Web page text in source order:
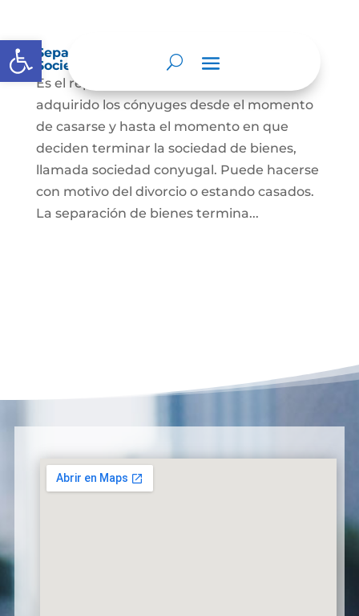
Abrir barra de herramientas
Separación de Bienes o Liquidación de
Sociedad Conyugal
Es el reparto de los bienes que han
adquirido los cónyuges desde el momento
de casarse y hasta el momento en que
deciden terminar la sociedad de bienes,
llamada sociedad conyugal. Puede hacerse
con motivo del divorcio o estando casados.
La separación de bienes termina...